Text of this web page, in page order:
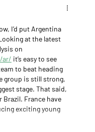
I’d put Argentina
at the latest
on
ar/ it’s easy to see
to beat heading
group is still strong,
stage. That said,
Brazil. France have
exciting young